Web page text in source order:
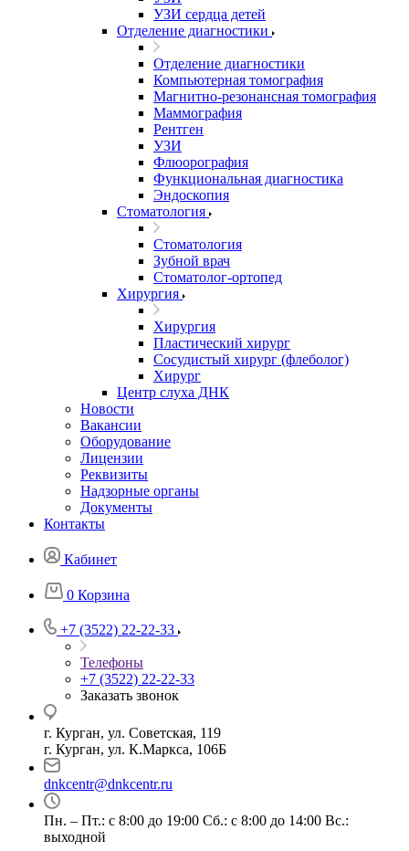
УЗИ сердца детей
Отделение диагностики
Отделение диагностики
Компьютерная томография
Магнитно-резонансная томография
Маммография
Рентген
УЗИ
Флюорография
Функциональная диагностика
Эндоскопия
Стоматология
Стоматология
Зубной врач
Стоматолог-ортопед
Хирургия
Хирургия
Пластический хирург
Сосудистый хирург (флеболог)
Хирург
Центр слуха ДНК
Новости
Вакансии
Оборудование
Лицензии
Реквизиты
Надзорные органы
Документы
Контакты
Кабинет
0 Корзина
+7 (3522) 22-22-33
Телефоны
+7 (3522) 22-22-33
Заказать звонок
г. Курган, ул. Советская, 119
г. Курган, ул. К.Маркса, 106Б
dnkcentr@dnkcentr.ru
Пн. – Пт.: с 8:00 до 19:00 Сб.: с 8:00 до 14:00 Вс.:
выходной